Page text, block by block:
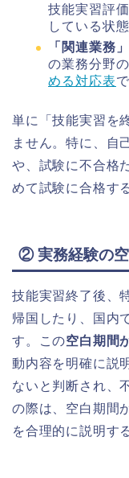
技能実習評
している状
「関連業務
の業務分野
める対応表
単に「技能実習を
ません。特に、自
や、試験に不合格
めて試験に合格す
② 実務経験の
技能実習終了後、
帰国したり、国内
す。この空白期間
動内容を明確に説
ないと判断され、
の際は、空白期間
を合理的に説明す